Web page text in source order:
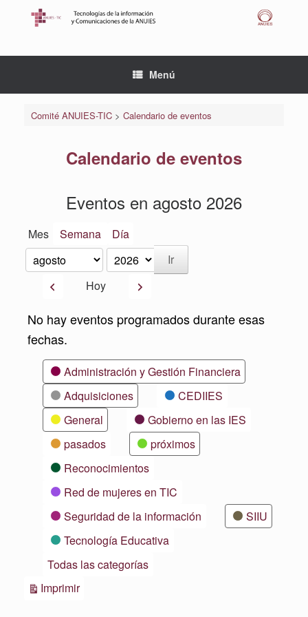
Menú
Comité ANUIES-TIC> Calendario de eventos
Calendario de eventos
Eventos en agosto 2026
Mes Semana Día
Mes
Año
AnteriorHoy Siguiente
No hay eventos programados durante esas
fechas.
CategoríasAdministración y Gestión Financiera
Adquisiciones
CEDIIES
General
Gobierno en las IES
pasados
próximos
Reconocimientos
Red de mujeres en TIC
Seguridad de la información
SIIU
Tecnología Educativa
Todas las categorías
ImprimirVistas